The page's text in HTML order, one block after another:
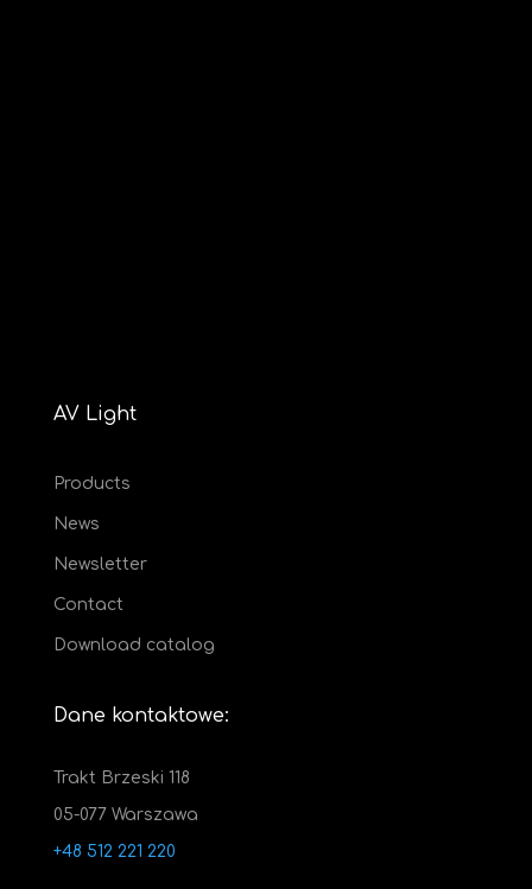
AV Light
Products
News
Newsletter
Contact
Download catalog
Dane kontaktowe:
Trakt Brzeski 118
05-077 Warszawa
+48 512 221 220